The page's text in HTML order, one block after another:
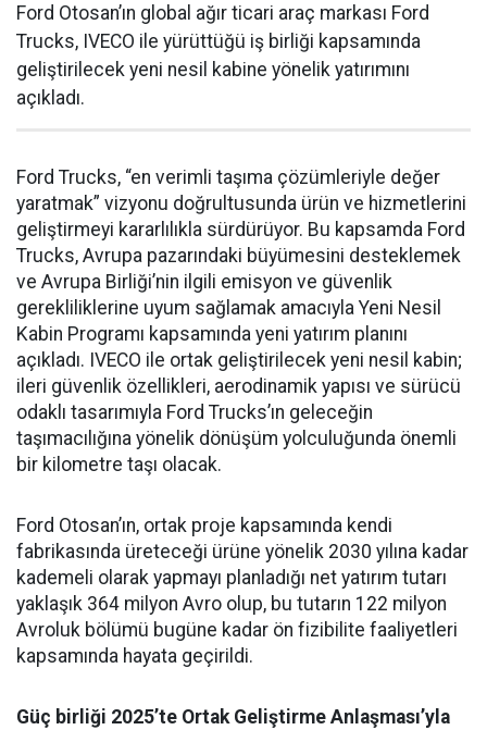
Ford Otosan’ın global ağır ticari araç markası Ford
Trucks, IVECO ile yürüttüğü iş birliği kapsamında
geliştirilecek yeni nesil kabine yönelik yatırımını
açıkladı.
Ford Trucks, “en verimli taşıma çözümleriyle değer
yaratmak” vizyonu doğrultusunda ürün ve hizmetlerini
geliştirmeyi kararlılıkla sürdürüyor. Bu kapsamda Ford
Trucks, Avrupa pazarındaki büyümesini desteklemek
ve Avrupa Birliği’nin ilgili emisyon ve güvenlik
gerekliliklerine uyum sağlamak amacıyla Yeni Nesil
Kabin Programı kapsamında yeni yatırım planını
açıkladı. IVECO ile ortak geliştirilecek yeni nesil kabin;
ileri güvenlik özellikleri, aerodinamik yapısı ve sürücü
odaklı tasarımıyla Ford Trucks’ın geleceğin
taşımacılığına yönelik dönüşüm yolculuğunda önemli
bir kilometre taşı olacak.
Ford Otosan’ın, ortak proje kapsamında kendi
fabrikasında üreteceği ürüne yönelik 2030 yılına kadar
kademeli olarak yapmayı planladığı net yatırım tutarı
yaklaşık 364 milyon Avro olup, bu tutarın 122 milyon
Avroluk bölümü bugüne kadar ön fizibilite faaliyetleri
kapsamında hayata geçirildi.
Güç birliği 2025’te Ortak Geliştirme Anlaşması’yla